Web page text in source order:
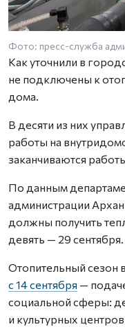
Фото: пресс-служба
Как уточнили в
не подключены к
дома.
В десяти из них
работы на
заканчиваются
По данным
администрации
должны получить
девять — 29 сентября.
Отопительный сезон
с 14 сентября —
социальной сферы:
и культурных